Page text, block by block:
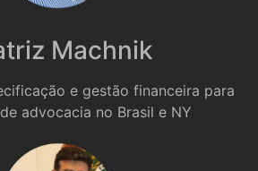
Machnik
e gestão financeira para
advocacia no Brasil e NY